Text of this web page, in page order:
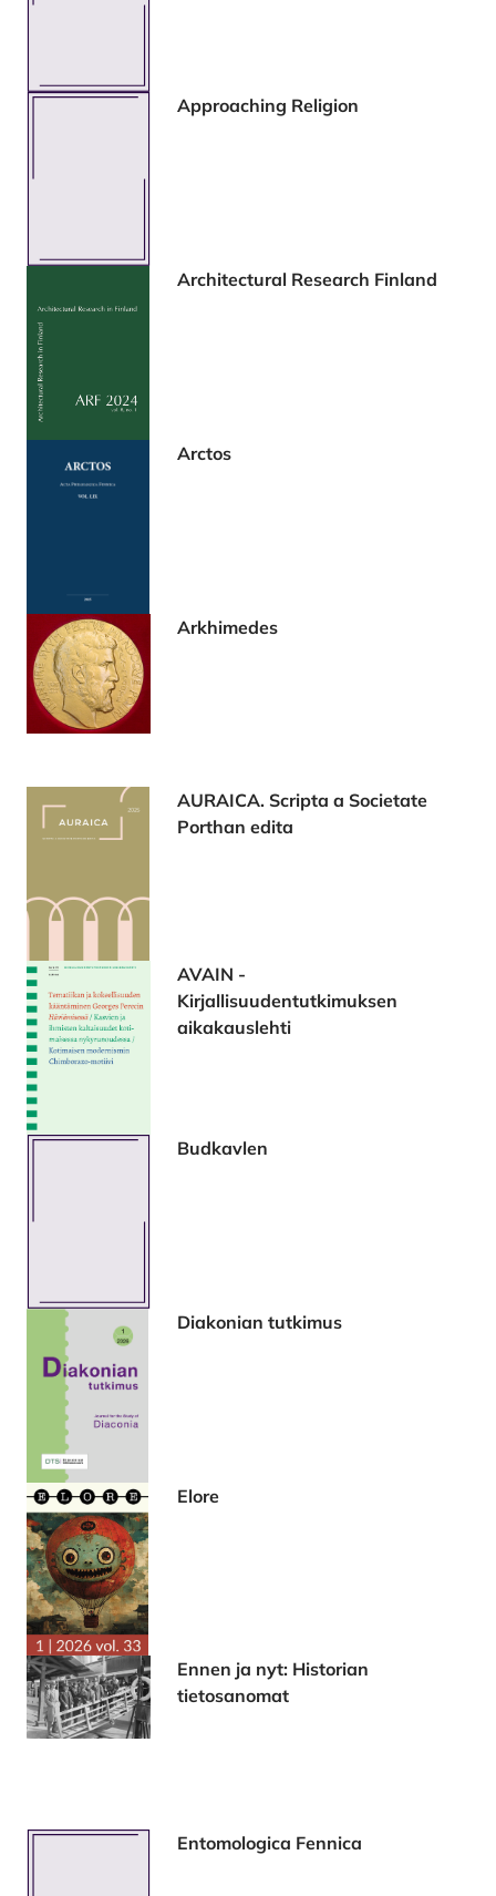
Approaching Religion
Architectural Research Finland
Arctos
Arkhimedes
AURAICA. Scripta a Societate
Porthan edita
AVAIN -
Kirjallisuudentutkimuksen
aikakauslehti
Budkavlen
Diakonian tutkimus
Elore
Ennen ja nyt: Historian
tietosanomat
Entomologica Fennica